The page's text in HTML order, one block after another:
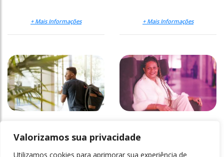
Valorizamos sua privacidade
Utilizamos cookies para aprimorar sua experiência de
+ Mais Informações + Mais Informações
levada a sério
da diversidade